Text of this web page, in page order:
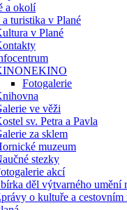
a okolí
turistika v Plané
v Plané
Fotogalerie
ve věži
sv. Petra a Pavla
za sklem
muzeum
stezky
akcí
děl výtvarného umění
o kultuře a cestovním